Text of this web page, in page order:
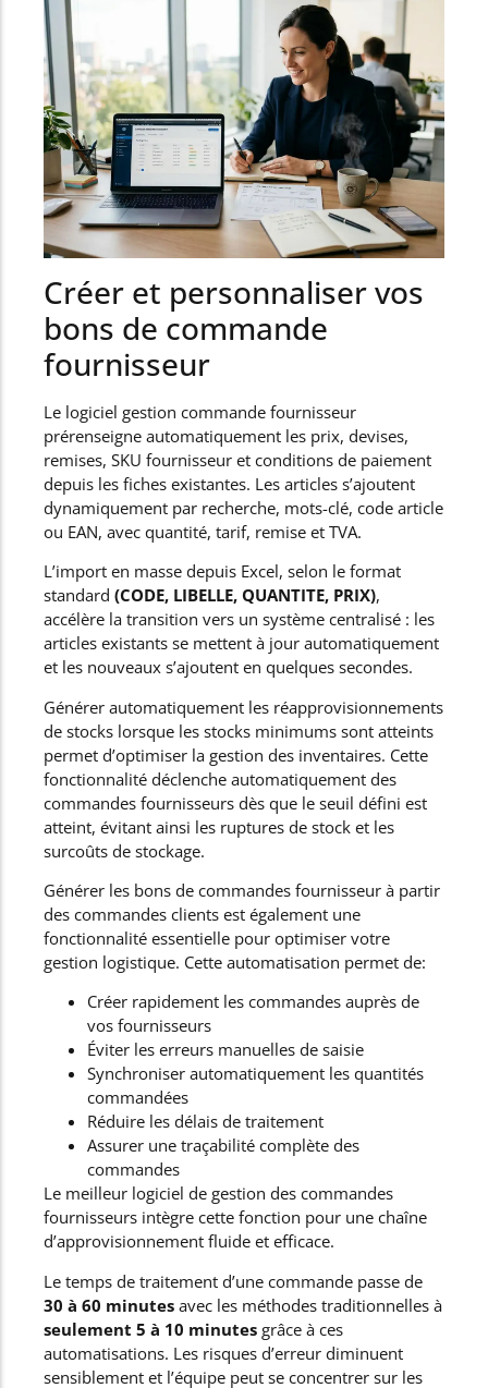
Créer et personnaliser vos
bons de commande
fournisseur
Le logiciel gestion commande fournisseur
prérenseigne automatiquement les prix, devises,
remises, SKU fournisseur et conditions de paiement
depuis les fiches existantes. Les articles s’ajoutent
dynamiquement par recherche, mots-clé, code article
ou EAN, avec quantité, tarif, remise et TVA.
L’import en masse depuis Excel, selon le format
standard (CODE, LIBELLE, QUANTITE, PRIX),
accélère la transition vers un système centralisé : les
articles existants se mettent à jour automatiquement
et les nouveaux s’ajoutent en quelques secondes.
Générer automatiquement les réapprovisionnements
de stocks lorsque les stocks minimums sont atteints
permet d’optimiser la gestion des inventaires. Cette
fonctionnalité déclenche automatiquement des
commandes fournisseurs dès que le seuil défini est
atteint, évitant ainsi les ruptures de stock et les
surcoûts de stockage.
Générer les bons de commandes fournisseur à partir
des commandes clients est également une
fonctionnalité essentielle pour optimiser votre
gestion logistique. Cette automatisation permet de:
Créer rapidement les commandes auprès de
vos fournisseurs
Éviter les erreurs manuelles de saisie
Synchroniser automatiquement les quantités
commandées
Réduire les délais de traitement
Assurer une traçabilité complète des
commandes
Le meilleur logiciel de gestion des commandes
fournisseurs intègre cette fonction pour une chaîne
d’approvisionnement fluide et efficace.
Le temps de traitement d’une commande passe de
30 à 60 minutes avec les méthodes traditionnelles à
seulement 5 à 10 minutes grâce à ces
automatisations. Les risques d’erreur diminuent
sensiblement et l’équipe peut se concentrer sur les